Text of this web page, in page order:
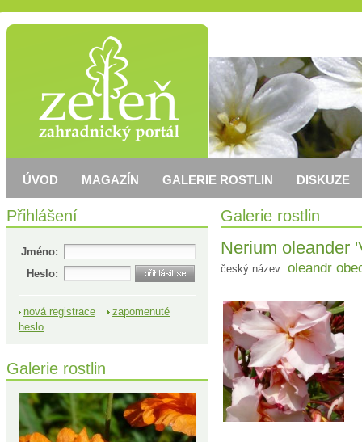
Galerie rostlin
Nerium oleander
český název: oleandr
Přihlášení
Jméno:
Heslo:
nová registrace
zapomenuté
heslo
Galerie rostlin
ÚVOD MAGAZÍN GALERIE ROSTLIN DISKUZE